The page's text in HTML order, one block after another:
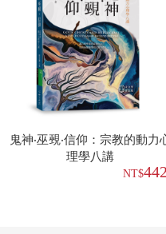
鬼神‧巫覡‧信仰：宗教的動力
理學八講
442